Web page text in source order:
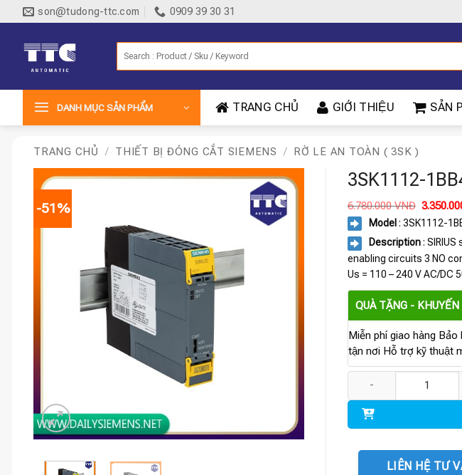
qua
son@tudong-ttc.com 0909 39 30 31
DANH MỤC SẢN PHẨM TRANG CHỦ GIỚI THIỆU SẢN
TRANG CHỦ / THIẾT BỊ ĐÓNG CẮT SIEMENS / RỜ LE AN TOÀN ( 3SK )
-51%
3SK1112-
6.780.000VNĐ Giá
gốc
là:
Model : 3SK1112-
Description: SIRIUS
enabling circuits 3 NO
Us = 110 – 240 V AC/DC
QUÀ TẶNG -
Miễn phí giao hàng
tận nơi Hỗ trợ kỹ thuật
LIÊN HỆ TƯ